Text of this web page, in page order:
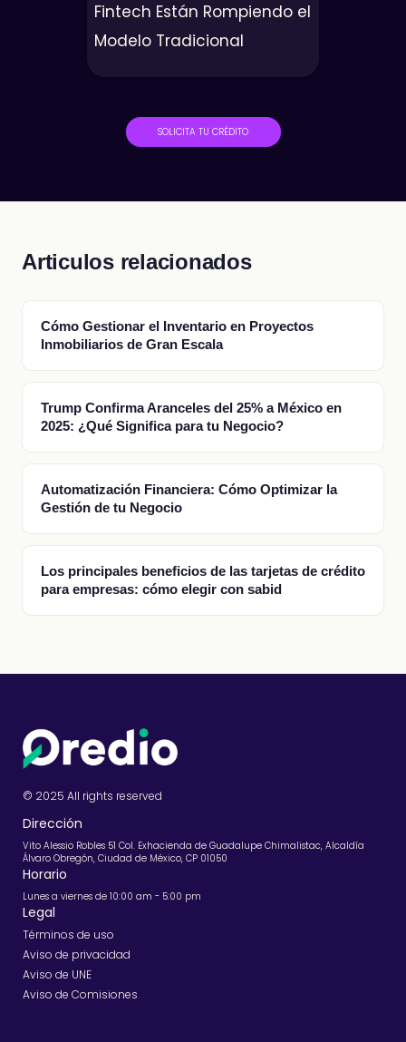
Fintech Están Rompiendo el
Modelo Tradicional
SOLICITA TU CRÉDITO
Articulos relacionados
Cómo Gestionar el Inventario en Proyectos
Inmobiliarios de Gran Escala
Trump Confirma Aranceles del 25% a México en
2025: ¿Qué Significa para tu Negocio?
Automatización Financiera: Cómo Optimizar la
Gestión de tu Negocio
Los principales beneficios de las tarjetas de crédito
para empresas: cómo elegir con sabid
© 2025 All rights reserved
Dirección
Vito Alessio Robles 51 Col. Exhacienda de Guadalupe Chimalistac, Alcaldía
Álvaro Obregón, Ciudad de México, CP 01050
Horario
Lunes a viernes de 10:00 am - 5:00 pm
Legal
Términos de uso
Aviso de privacidad
Aviso de UNE
Aviso de Comisiones